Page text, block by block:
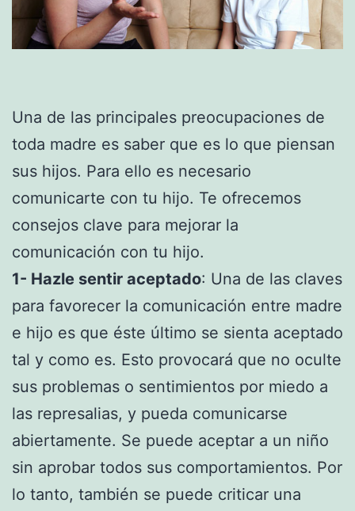
Una de las principales preocupaciones de
toda madre es saber que es lo que piensan
sus hijos. Para ello es necesario
comunicarte con tu hijo. Te ofrecemos
consejos clave para mejorar la
comunicación con tu hijo.
1- Hazle sentir aceptado: Una de las claves
para favorecer la comunicación entre madre
e hijo es que éste último se sienta aceptado
tal y como es. Esto provocará que no oculte
sus problemas o sentimientos por miedo a
las represalias, y pueda comunicarse
abiertamente. Se puede aceptar a un niño
sin aprobar todos sus comportamientos. Por
lo tanto, también se puede criticar una